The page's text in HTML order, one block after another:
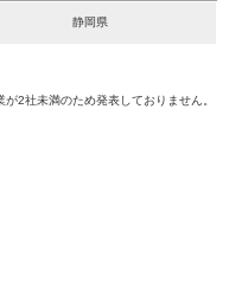
静岡県
2社未満のため発表しておりません。